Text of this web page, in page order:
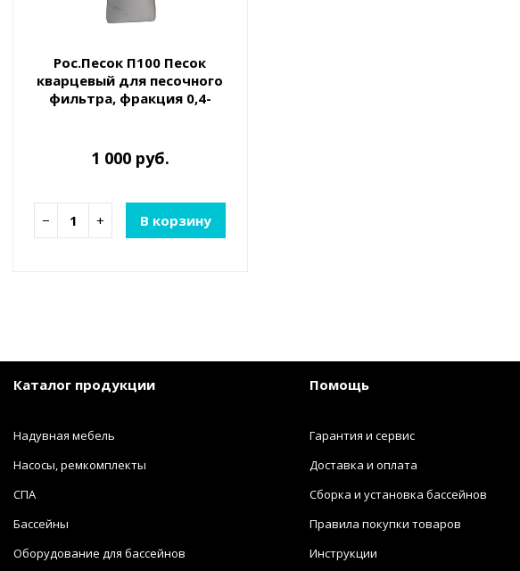
Рос.Песок П100 Песок
кварцевый для песочного
фильтра, фракция 0,4-
1 000 руб.
− + В корзину
Каталог продукции
Надувная мебель
Насосы, ремкомплекты
СПА
Бассейны
Оборудование для бассейнов
Помощь
Гарантия и сервис
Доставка и оплата
Сборка и установка бассейнов
Правила покупки товаров
Инструкции